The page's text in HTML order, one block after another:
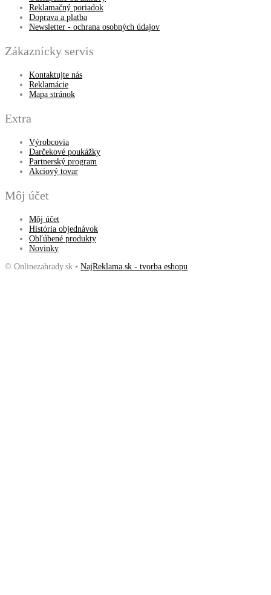
Reklamačný poriadok
Doprava a platba
Newsletter - ochrana osobných údajov
Zákaznícky servis
Kontaktujte nás
Reklamácie
Mapa stránok
Extra
Výrobcovia
Darčekové poukážky
Partnerský program
Akciový tovar
Môj účet
Môj účet
História objednávok
Obľúbené produkty
Novinky
© Onlinezahrady.sk • NajReklama.sk - tvorba eshopu